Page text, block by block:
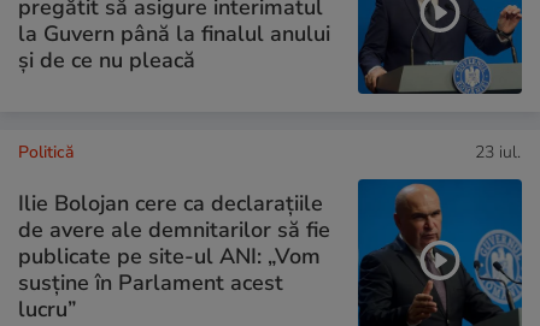
pregătit să asigure interimatul
la Guvern până la finalul anului
și de ce nu pleacă
Politică 23 iul.
Ilie Bolojan cere ca declarațiile
de avere ale demnitarilor să fie
publicate pe site-ul ANI: „Vom
susține în Parlament acest
lucru”